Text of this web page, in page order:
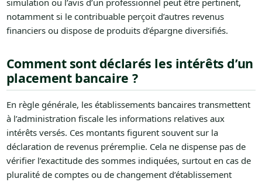
simulation ou l’avis d’un professionnel peut être pertinent,
notamment si le contribuable perçoit d’autres revenus
financiers ou dispose de produits d’épargne diversifiés.
Comment sont déclarés les intérêts d’un
placement bancaire ?
En règle générale, les établissements bancaires transmettent
à l’administration fiscale les informations relatives aux
intérêts versés. Ces montants figurent souvent sur la
déclaration de revenus préremplie. Cela ne dispense pas de
vérifier l’exactitude des sommes indiquées, surtout en cas de
pluralité de comptes ou de changement d’établissement